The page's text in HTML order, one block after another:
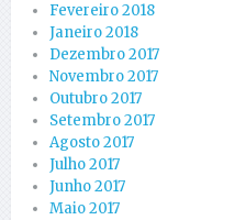
Fevereiro 2018
Janeiro 2018
Dezembro 2017
Novembro 2017
Outubro 2017
Setembro 2017
Agosto 2017
Julho 2017
Junho 2017
Maio 2017